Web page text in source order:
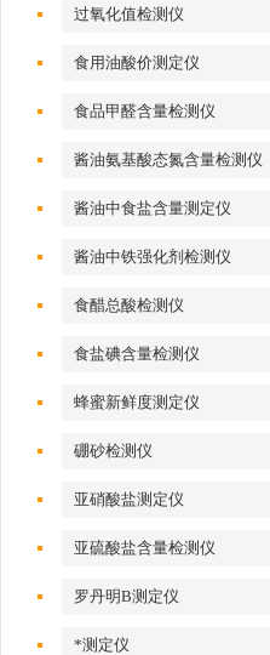
过氧化值检测仪
食用油酸价测定仪
食品甲醛含量检测仪
酱油氨基酸态氮含量检测仪
酱油中食盐含量测定仪
酱油中铁强化剂检测仪
食醋总酸检测仪
食盐碘含量检测仪
蜂蜜新鲜度测定仪
硼砂检测仪
亚硝酸盐测定仪
亚硫酸盐含量检测仪
罗丹明B测定仪
*测定仪